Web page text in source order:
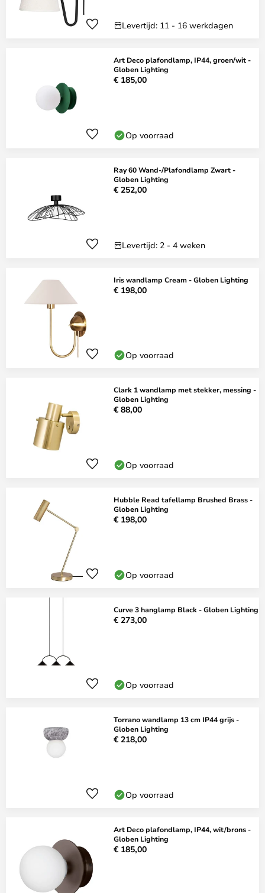
Levertijd: 11 - 16 werkdagen
Art Deco plafondlamp, IP44, groen/wit -
Globen Lighting
€ 185,00
Op voorraad
Ray 60 Wand-/Plafondlamp Zwart -
Globen Lighting
€ 252,00
Levertijd: 2 - 4 weken
Iris wandlamp Cream - Globen Lighting
€ 198,00
Op voorraad
Clark 1 wandlamp met stekker, messing -
Globen Lighting
€ 88,00
Op voorraad
Hubble Read tafellamp Brushed Brass -
Globen Lighting
€ 198,00
Op voorraad
Curve 3 hanglamp Black - Globen Lighting
€ 273,00
Op voorraad
Torrano wandlamp 13 cm IP44 grijs -
Globen Lighting
€ 218,00
Op voorraad
Art Deco plafondlamp, IP44, wit/brons -
Globen Lighting
€ 185,00